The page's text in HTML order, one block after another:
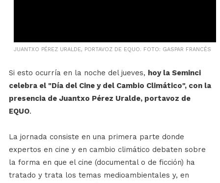
JUANTXO PÉREZ URALDE, PORTAVOZ DE EQUO. FOTO: GASPAR FRANCÉS
Si esto ocurría en la noche del jueves, hoy la Seminci
celebra el "Día del Cine y del Cambio Climático", con la
presencia de Juantxo Pérez Uralde, portavoz de
EQUO.
La jornada consiste en una primera parte donde
expertos en cine y en cambio climático debaten sobre
la forma en que el cine (documental o de ficción) ha
tratado y trata los temas medioambientales y, en